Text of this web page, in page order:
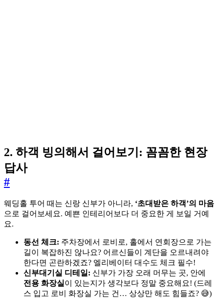
2. 하객 빙의해서 걸어보기: 꼼꼼한 현장
답사
#
웨딩홀 투어 때는 신랑 신부가 아니라, ‘초대받은 하객’의 마음
으로 걸어보세요. 예쁜 인테리어보다 더 중요한 게 보일 거예
요.
동선 체크: 주차장에서 로비로, 홀에서 연회장으로 가는
길이 복잡하진 않나요? 어르신들이 계단을 오르내려야
한다면 곤란하겠죠? 엘리베이터 대수도 체크 필수!
신부대기실 디테일: 신부가 가장 오래 머무는 곳, 안에
전용 화장실 이 있는지가 생각보다 정말 중요해요! (드레
스 입고 로비 화장실 가는 건… 상상만 해도 힘들죠? 😅)